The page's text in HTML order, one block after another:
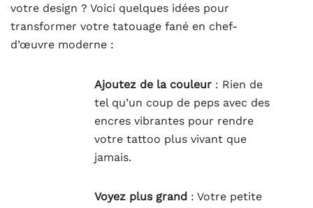
votre design ? Voici quelques idées pour
transformer votre tatouage fané en chef-
d’œuvre moderne :
Ajoutez de la couleur : Rien de
tel qu’un coup de peps avec des
encres vibrantes pour rendre
votre tattoo plus vivant que
jamais.
Voyez plus grand : Votre petite